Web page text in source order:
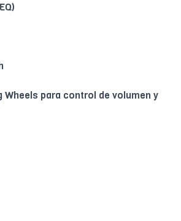
Wheels para control de volumen y